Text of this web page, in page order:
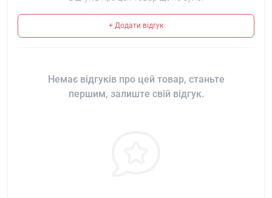
+ Додати відгук
Немає відгуків про цей товар, станьте
першим, залиште свій відгук.